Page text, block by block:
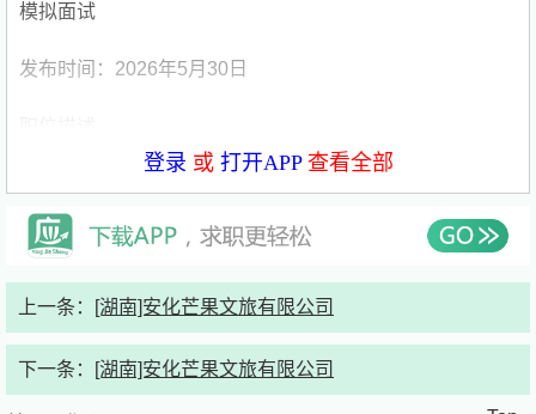
模拟面试
发布时间：2026年5月30日
1. 负责门店日常运营中的顾客接待与服务工作，提供专业
2. 按照公司标准完成商品展示、销售及收银操作，确保服
务流程规范。
登录 或 打开APP查看全部
上一条： [湖南]安化芒果文旅有限公司
下一条： [湖南]安化芒果文旅有限公司